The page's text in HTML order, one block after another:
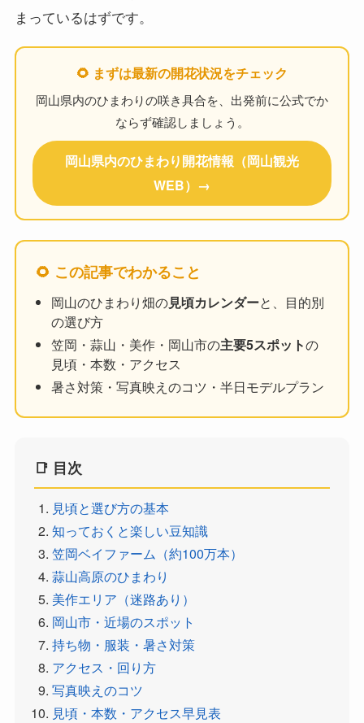
まっているはずです。
🌻 まずは最新の開花状況をチェック
岡山県内のひまわりの咲き具合を、出発前に公式でか
ならず確認しましょう。
岡山県内のひまわり開花情報（岡山観光
WEB）→
🌻 この記事でわかること
岡山のひまわり畑の見頃カレンダーと、目的別
の選び方
笠岡・蒜山・美作・岡山市の主要5スポットの
見頃・本数・アクセス
暑さ対策・写真映えのコツ・半日モデルプラン
📑 目次
見頃と選び方の基本
知っておくと楽しい豆知識
笠岡ベイファーム（約100万本）
蒜山高原のひまわり
美作エリア（迷路あり）
岡山市・近場のスポット
持ち物・服装・暑さ対策
アクセス・回り方
写真映えのコツ
見頃・本数・アクセス早見表